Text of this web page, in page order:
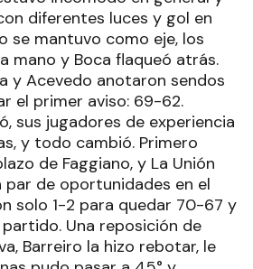
diferentes luces y gol en
se mantuvo como eje, los
mano y Boca flaqueó atrás.
y Acevedo anotaron sendos
el primer aviso: 69-62.
sus jugadores de experiencia
y todo cambió. Primero
de Faggiano, y La Unión
par de oportunidades en el
solo 1-2 para quedar 70-67 y
Una reposición de
Barreiro la hizo rebotar, le